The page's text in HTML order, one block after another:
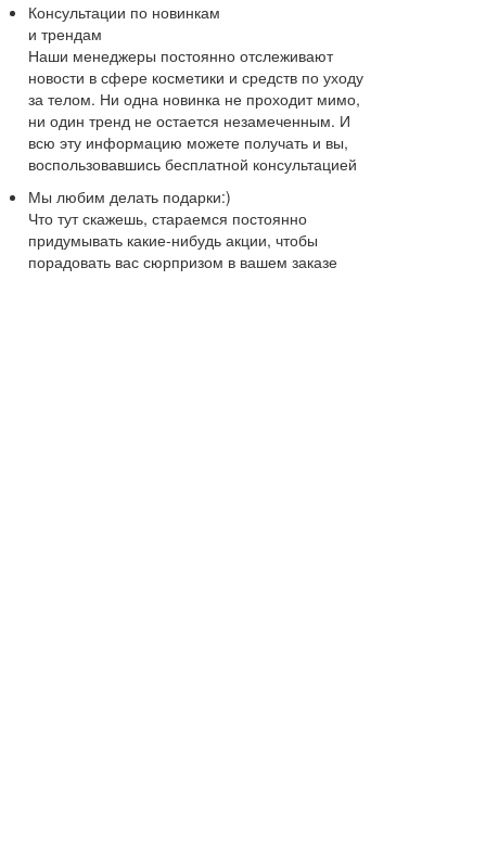
Консультации по новинкам
и трендам
Наши менеджеры постоянно отслеживают
новости в сфере косметики и средств по уходу
за телом. Ни одна новинка не проходит мимо,
ни один тренд не остается незамеченным. И
всю эту информацию можете получать и вы,
воспользовавшись бесплатной консультацией
Мы любим делать подарки:)
Что тут скажешь, стараемся постоянно
придумывать какие-нибудь акции, чтобы
порадовать вас сюрпризом в вашем заказе